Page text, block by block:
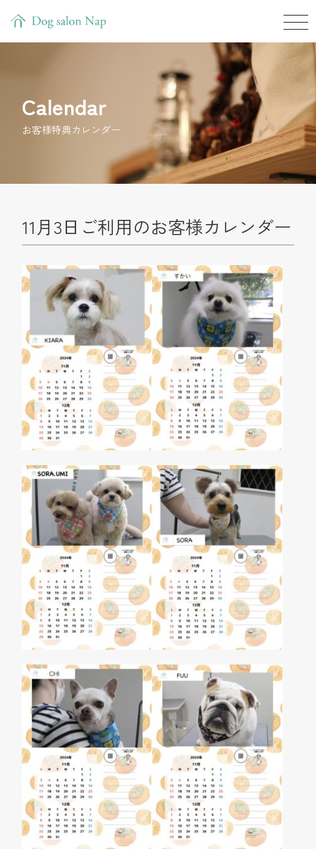
Calendar
お客様特典カレンダー
11月3日ご利用のお客様カレンダー